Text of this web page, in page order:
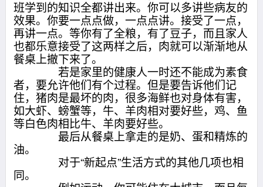
班学到的知识全都讲出来。你可以多讲些病友的
效果。你要一点点做，一点点讲。接受了一点，
再讲一点。等你有了全粮，有了豆子，而且家人
也都乐意接受了这两样之后，肉就可以渐渐地从
餐桌上撤下来了。
若是家里的健康人一时还不能成为素食
者，要允许他们有个过程。但是要告诉他们记
住，猪肉是最坏的肉，很多海鲜也对身体有害，
如大虾、螃蟹等，牛、羊肉相对要好些，鸡、鱼
等白色肉相比牛、羊肉要好些。
最后从餐桌上拿走的是奶、蛋和精炼的
油。
对于“新起点”生活方式的其他几项也相
同。